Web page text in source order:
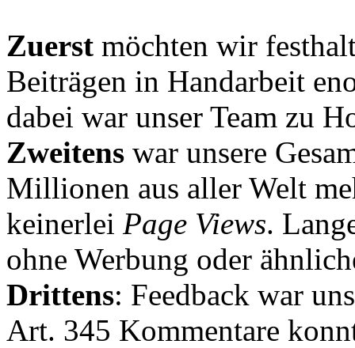
Zuerst möchten wir
Beiträgen in Handarbeit
dabei war unser Team zu
Zweitens war unsere
Millionen aus aller Welt
keinerlei Page Views.
ohne Werbung oder
Drittens: Feedback war
Art. 345 Kommentare